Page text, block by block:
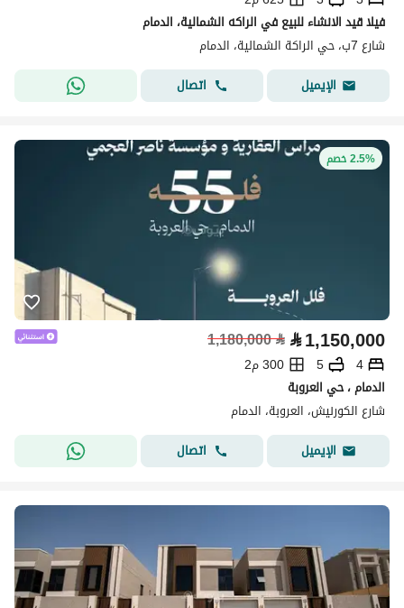
فيلا قيد الانشاء للبيع في الراكه الشمالية، الدمام
شارع 7ب، حي الراكة الشمالية، الدمام
الإيميل
اتصال
2.5% خصم
⃁1,150,000
⃁
1,180,000
4
5
300 م2
الدمام ، حي العروبة
شارع الكورنيش، العروبة، الدمام
الإيميل
اتصال